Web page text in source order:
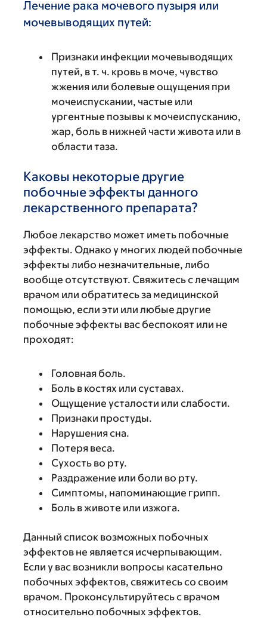
Лечение рака мочевого пузыря или
мочевыводящих путей:
Признаки инфекции мочевыводящих
путей, в т. ч. кровь в моче, чувство
жжения или болевые ощущения при
мочеиспускании, частые или
ургентные позывы к мочеиспусканию,
жар, боль в нижней части живота или в
области таза.
Каковы некоторые другие
побочные эффекты данного
лекарственного препарата?
Любое лекарство может иметь побочные
эффекты. Однако у многих людей побочные
эффекты либо незначительные, либо
вообще отсутствуют. Свяжитесь с лечащим
врачом или обратитесь за медицинской
помощью, если эти или любые другие
побочные эффекты вас беспокоят или не
проходят:
Головная боль.
Боль в костях или суставах.
Ощущение усталости или слабости.
Признаки простуды.
Нарушения сна.
Потеря веса.
Сухость во рту.
Раздражение или боли во рту.
Симптомы, напоминающие грипп.
Боль в животе или изжога.
Данный список возможных побочных
эффектов не является исчерпывающим.
Если у вас возникли вопросы касательно
побочных эффектов, свяжитесь со своим
врачом. Проконсультируйтесь с врачом
относительно побочных эффектов.